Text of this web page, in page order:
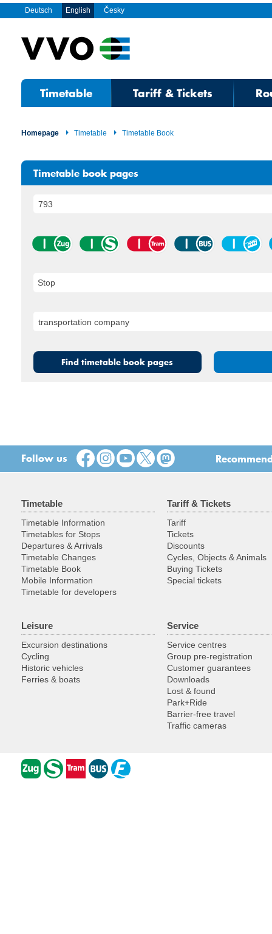
Deutsch English Česky
Timetable Tariff & Tickets
Homepage Timetable Timetable Book
Timetable book pages
Stop
Find timetable book pages
Follow us
Timetable
Timetable Information
Timetables for Stops
Departures & Arrivals
Timetable Changes
Timetable Book
Mobile Information
Timetable for developers
Tariff & Tickets
Tariff
Tickets
Discounts
Cycles, Objects & Animals
Buying Tickets
Special tickets
Leisure
Excursion destinations
Cycling
Historic vehicles
Ferries & boats
Service
Service centres
Group pre-registration
Customer guarantees
Downloads
Lost & found
Park+Ride
Barrier-free travel
Traffic cameras